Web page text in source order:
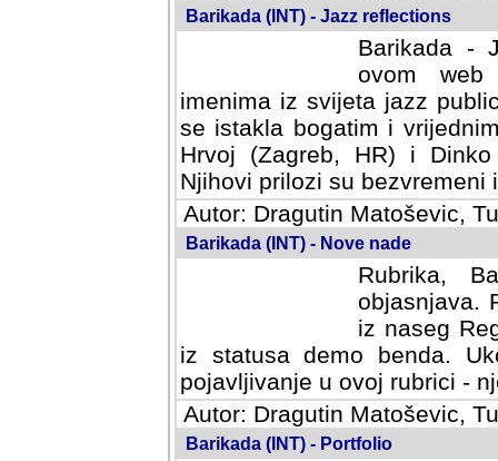
Barikada (INT) - Jazz reflections
Barikada -
ovom web
imenima iz svijeta jazz
se istakla bogatim i
Hrvoj (Zagreb, HR) i
Njihovi prilozi su bezvremeni
Autor: Dragutin Matoševic,
Barikada (INT) - Nove nade
Rubrika,
objasnjava.
iz naseg
iz statusa demo benda.
pojavljivanje u ovoj rubrici -
Autor: Dragutin Matoševic,
Barikada (INT) - Portfolio